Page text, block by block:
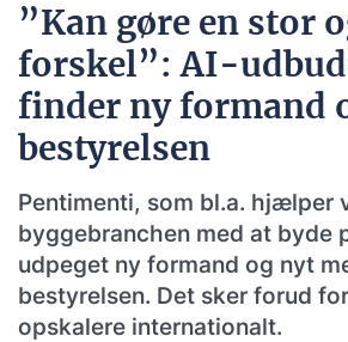
”Kan gøre en stor
forskel”: AI-
finder ny formand
bestyrelsen
Pentimenti, som bl.a. hjælper
byggebranchen med at byde
udpeget ny formand og nyt
bestyrelsen. Det sker forud
opskalere internationalt.